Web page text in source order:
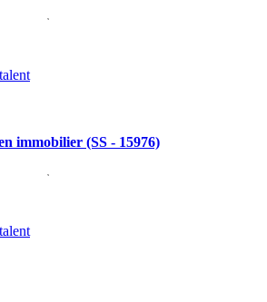
immobilier (SS - 15976)